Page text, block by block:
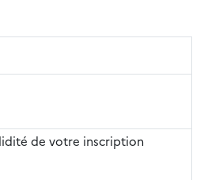
de votre inscription